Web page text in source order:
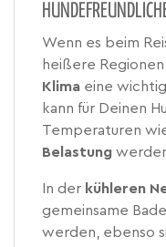
Wenn es beim
heißere
Klima eine
kann für Deinen
Temperaturen
Belastung
In der kühleren
gemeinsame
werden, ebenso